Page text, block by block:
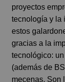
proyectos
tecnología y la
estos
gracias a la
tecnológico:
(además de
mecenas. Son